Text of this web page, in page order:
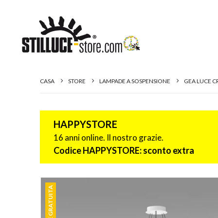
CASA STORE LAMPADE A SOSPENSIONE GEA LUCE
HAPPYSTORE
16 anni online. Il nostro grazie.
Codice HAPPYSTORE: sconto extra